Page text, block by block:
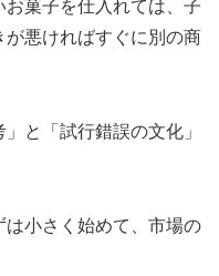
菓子を仕入れては、子
が悪ければすぐに別の商
と「試行錯誤の文化」
小さく始めて、市場の